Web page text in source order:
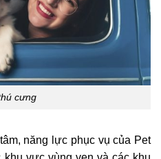
cưng
năng lực phục vụ của Pet